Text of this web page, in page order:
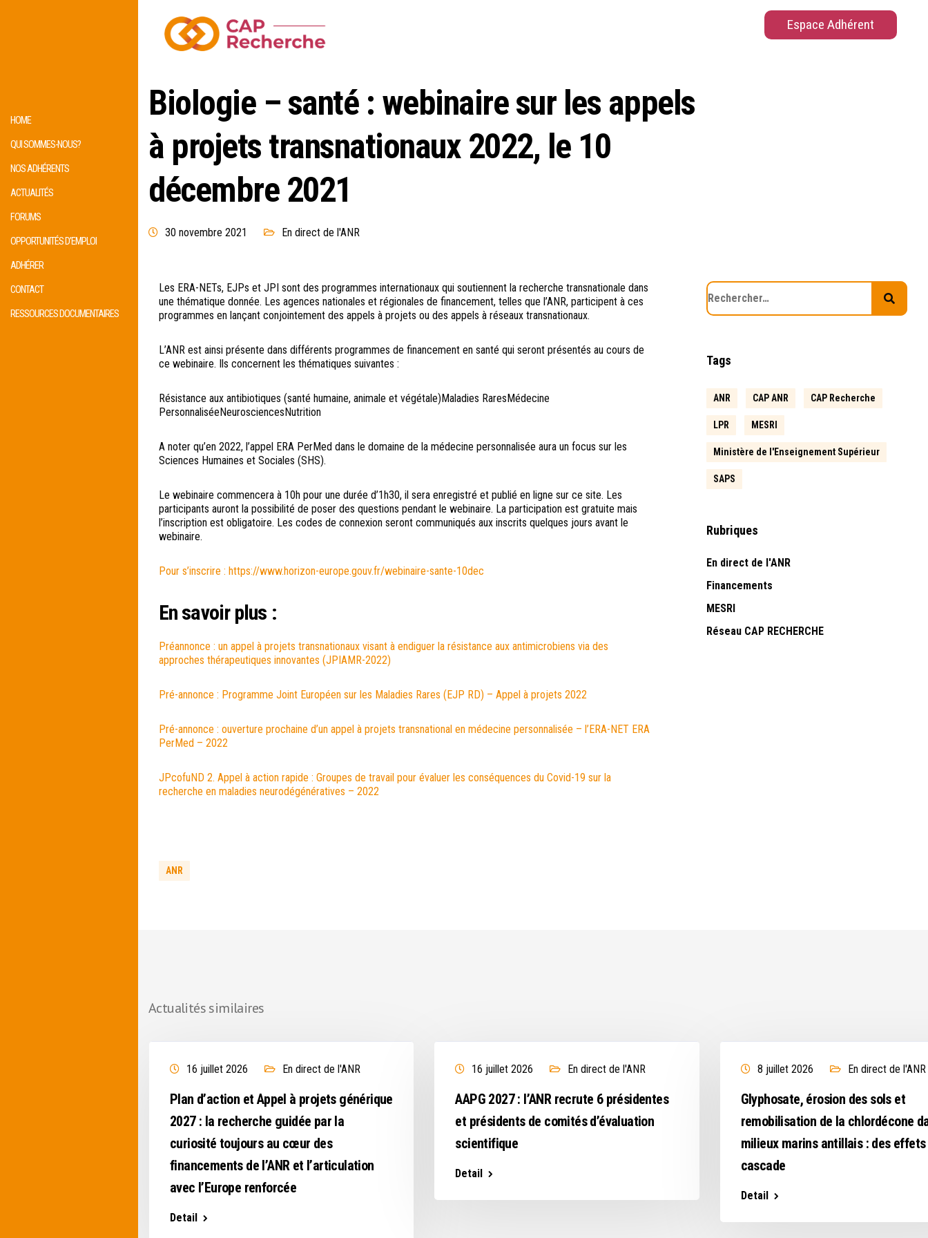
HOME
QUI SOMMES-NOUS?
NOS ADHÉRENTS
ACTUALITÉS
FORUMS
OPPORTUNITÉS D’EMPLOI
ADHÉRER
CONTACT
RESSOURCES DOCUMENTAIRES
Espace Adhérent
Biologie – santé : webinaire sur les appels
à projets transnationaux 2022, le 10
décembre 2021
30 novembre 2021 En direct de l'ANR
Les ERA-NETs, EJPs et JPI sont des programmes internationaux qui soutiennent la recherche transnationale dans
une thématique donnée. Les agences nationales et régionales de financement, telles que l’ANR, participent à ces
programmes en lançant conjointement des appels à projets ou des appels à réseaux transnationaux.
L’ANR est ainsi présente dans différents programmes de financement en santé qui seront présentés au cours de
ce webinaire. Ils concernent les thématiques suivantes :
Résistance aux antibiotiques (santé humaine, animale et végétale)Maladies RaresMédecine
PersonnaliséeNeurosciencesNutrition
A noter qu’en 2022, l’appel ERA PerMed dans le domaine de la médecine personnalisée aura un focus sur les
Sciences Humaines et Sociales (SHS).
Le webinaire commencera à 10h pour une durée d’1h30, il sera enregistré et publié en ligne sur ce site. Les
participants auront la possibilité de poser des questions pendant le webinaire. La participation est gratuite mais
l’inscription est obligatoire. Les codes de connexion seront communiqués aux inscrits quelques jours avant le
webinaire.
Pour s’inscrire : https://www.horizon-europe.gouv.fr/webinaire-sante-10dec
En savoir plus :
Préannonce : un appel à projets transnationaux visant à endiguer la résistance aux antimicrobiens via des
approches thérapeutiques innovantes (JPIAMR-2022)
Pré-annonce : Programme Joint Européen sur les Maladies Rares (EJP RD) – Appel à projets 2022
Pré-annonce : ouverture prochaine d’un appel à projets transnational en médecine personnalisée – l’ERA-NET ERA
PerMed – 2022
JPcofuND 2. Appel à action rapide : Groupes de travail pour évaluer les conséquences du Covid-19 sur la
recherche en maladies neurodégénératives – 2022
ANR
Tags
ANR CAP ANR CAP Recherche
LPR MESRI
Ministère de l'Enseignement Supérieur
SAPS
Rubriques
En direct de l'ANR
Financements
MESRI
Réseau CAP RECHERCHE
Actualités similaires
16 juillet 2026 En direct de l'ANR
Plan d’action et Appel à projets générique
2027 : la recherche guidée par la
curiosité toujours au cœur des
financements de l’ANR et l’articulation
avec l’Europe renforcée
Detail
16 juillet 2026 En direct de l'ANR
AAPG 2027 : l’ANR recrute 6 présidentes
et présidents de comités d’évaluation
scientifique
Detail
8 juillet 2026 En direct de l'ANR
Glyphosate, érosion des sols et
remobilisation de la chlordécone
milieux marins antillais : des effets
cascade
Detail